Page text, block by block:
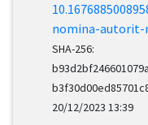
nomina-autorit-
SHA-256:
20/12/2023 13:39